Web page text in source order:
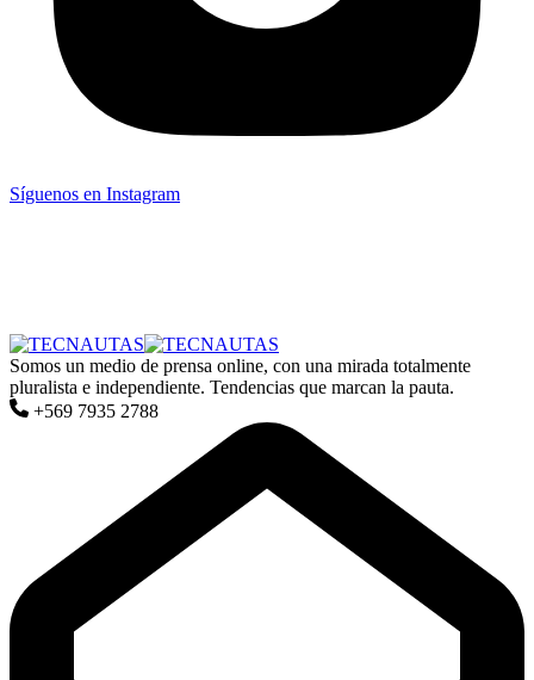
Síguenos en Instagram
Somos un medio de prensa online, con una mirada totalmente
pluralista e independiente. Tendencias que marcan la pauta.
+569 7935 2788